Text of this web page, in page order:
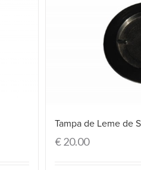
Tampa de Leme de
€20.00